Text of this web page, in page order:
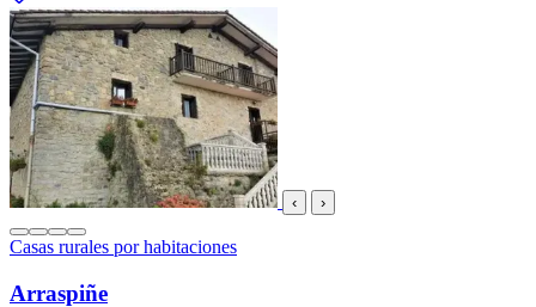
‹ ›
Casas rurales por habitaciones
Arraspiñe